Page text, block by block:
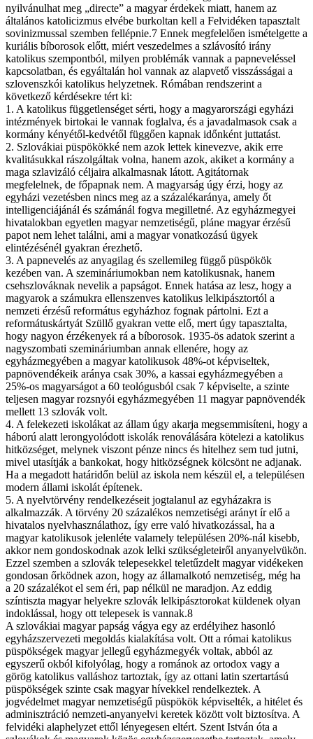
nyilvánulhat meg „directe” a magyar érdekek miatt, hanem az
általános katolicizmus elvébe burkoltan kell a Felvidéken tapasztalt
sovinizmussal szemben fellépnie.7 Ennek megfelelően ismételgette a
kuriális bíborosok előtt, miért veszedelmes a szlávosító irány
katolikus szempontból, milyen problémák vannak a papneveléssel
kapcsolatban, és egyáltalán hol vannak az alapvető visszásságai a
szlovenszkói katolikus helyzetnek. Rómában rendszerint a
következő kérdésekre tért ki:
1. A katolikus függetlenséget sérti, hogy a magyarországi egyházi
intézmények birtokai le vannak foglalva, és a javadalmasok csak a
kormány kényétől-kedvétől függően kapnak időnként juttatást.
2. Szlovákiai püspökökké nem azok lettek kinevezve, akik erre
kvalitásukkal rászolgáltak volna, hanem azok, akiket a kormány a
maga szlavizáló céljaira alkalmasnak látott. Agitátornak
megfelelnek, de főpapnak nem. A magyarság úgy érzi, hogy az
egyházi vezetésben nincs meg az a százalékaránya, amely őt
intelligenciájánál és számánál fogva megilletné. Az egyházmegyei
hivatalokban egyetlen magyar nemzetiségű, pláne magyar érzésű
papot nem lehet találni, ami a magyar vonatkozású ügyek
elintézésénél gyakran érezhető.
3. A papnevelés az anyagilag és szellemileg függő püspökök
kezében van. A szemináriumokban nem katolikusnak, hanem
csehszlováknak nevelik a papságot. Ennek hatása az lesz, hogy a
magyarok a számukra ellenszenves katolikus lelkipásztortól a
nemzeti érzésű református egyházhoz fognak pártolni. Ezt a
reformátuskártyát Szüllő gyakran vette elő, mert úgy tapasztalta,
hogy nagyon érzékenyek rá a bíborosok. 1935-ös adatok szerint a
nagyszombati szemináriumban annak ellenére, hogy az
egyházmegyében a magyar katolikusok 48%-ot képviseltek,
papnövendékeik aránya csak 30%, a kassai egyházmegyében a
25%-os magyarságot a 60 teológusból csak 7 képviselte, a szinte
teljesen magyar rozsnyói egyházmegyében 11 magyar papnövendék
mellett 13 szlovák volt.
4. A felekezeti iskolákat az állam úgy akarja megsemmisíteni, hogy a
háború alatt lerongyolódott iskolák renoválására kötelezi a katolikus
hitközséget, melynek viszont pénze nincs és hitelhez sem tud jutni,
mivel utasítják a bankokat, hogy hitközségnek kölcsönt ne adjanak.
Ha a megadott határidőn belül az iskola nem készül el, a településen
modern állami iskolát építenek.
5. A nyelvtörvény rendelkezéseit jogtalanul az egyházakra is
alkalmazzák. A törvény 20 százalékos nemzetiségi arányt ír elő a
hivatalos nyelvhasználathoz, így erre való hivatkozással, ha a
magyar katolikusok jelenléte valamely településen 20%-nál kisebb,
akkor nem gondoskodnak azok lelki szükségleteiről anyanyelvükön.
Ezzel szemben a szlovák telepesekkel teletűzdelt magyar vidékeken
gondosan őrködnek azon, hogy az államalkotó nemzetiség, még ha
a 20 százalékot el sem éri, pap nélkül ne maradjon. Az eddig
színtiszta magyar helyekre szlovák lelkipásztorokat küldenek olyan
indoklással, hogy ott telepesek is vannak.8
A szlovákiai magyar papság vágya egy az erdélyihez hasonló
egyházszervezeti megoldás kialakítása volt. Ott a római katolikus
püspökségek magyar jellegű egyházmegyék voltak, abból az
egyszerű okból kifolyólag, hogy a románok az ortodox vagy a
görög katolikus valláshoz tartoztak, így az ottani latin szertartású
püspökségek szinte csak magyar hívekkel rendelkeztek. A
jogvédelmet magyar nemzetiségű püspökök képviselték, a hitélet és
adminisztráció nemzeti-anyanyelvi keretek között volt biztosítva. A
felvidéki alaphelyzet ettől lényegesen eltért. Szent István óta a